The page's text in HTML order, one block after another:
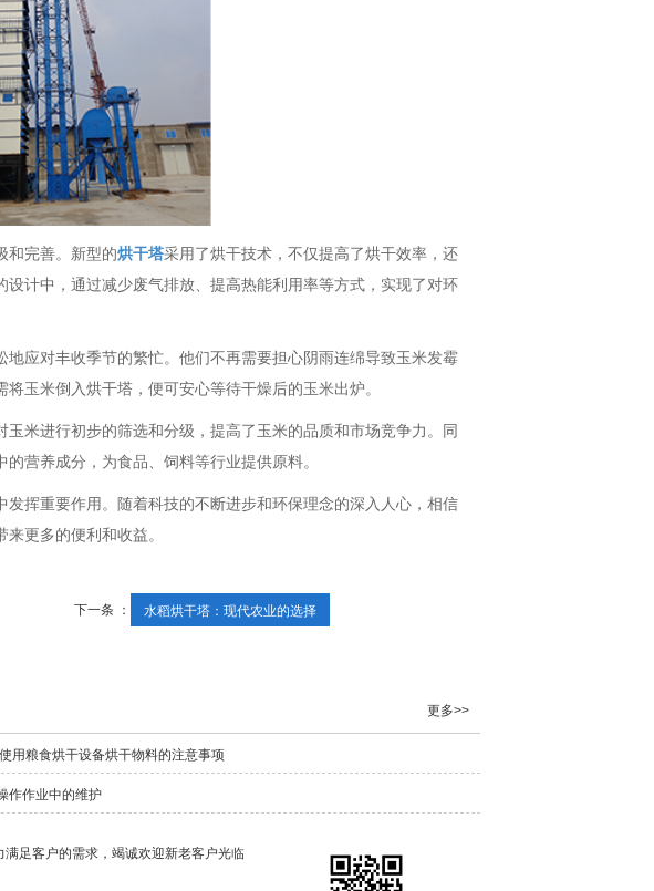
和完善。新型的烘干塔采用了烘干技术，不仅提高了烘干效率，还
计中，通过减少废气排放、提高热能利用率等方式，实现了对环
应对丰收季节的繁忙。他们不再需要担心阴雨连绵导致玉米发霉
玉米倒入烘干塔，便可安心等待干燥后的玉米出炉。
米进行初步的筛选和分级，提高了玉米的品质和市场竞争力。同
营养成分，为食品、饲料等行业提供原料。
发挥重要作用。随着科技的不断进步和环保理念的深入人心，相信
更多的便利和收益。
下一条 ： 水稻烘干塔：现代农业的选择
更多>>
用粮食烘干设备烘干物料的注意事项
作作业中的维护
满足客户的需求，竭诚欢迎新老客户光临